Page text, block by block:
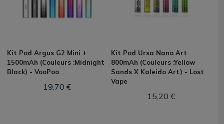
Kit Pod Argus G2 Mini +
1500mAh (Couleurs :Midnight
Black) - VooPoo
19,70 €
Kit Pod Ursa Nano Art
800mAh (Couleurs :Yellow
Sands X Kaleido Art) - Lost
Vape
15,20 €